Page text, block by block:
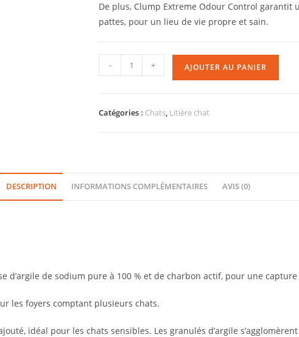
De plus, Clump Extreme Odour Control
pattes, pour un lieu de vie propre et sain.
- + AJOUTER AU PANIER
Catégories : Chats, Litière chat
DESCRIPTION INFORMATIONS COMPLÉMENTAIRES AVIS (0)
d’argile de sodium pure à 100 % et de charbon actif, pour une
les foyers comptant plusieurs chats.
idéal pour les chats sensibles. Les granulés d’argile